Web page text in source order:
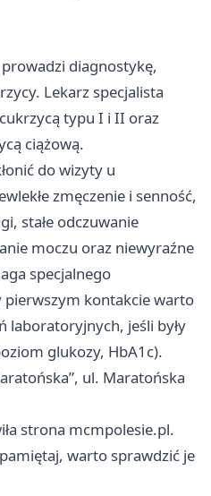
diagnostykę,
Lekarz specjalista
typu I i II oraz
ciążową.
do wizyty u
zmęczenie i senność,
stałe odczuwanie
moczu oraz niewyraźne
specjalnego
kontakcie warto
laboratoryjnych, jeśli były
glukozy, HbA1c).
ul. Maratońska
strona mcmpolesie.pl.
warto sprawdzić je